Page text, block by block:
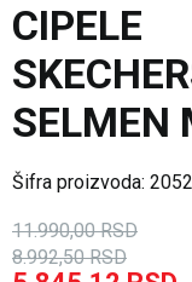
CIPELE
SELMEN
Šifra proizvoda:
11.990,00 RSD
8.992,50 RSD